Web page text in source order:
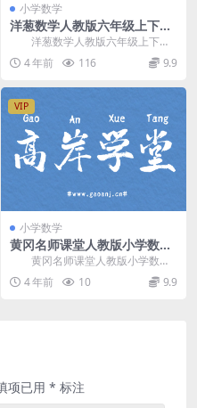
小学数学
洋葱数学人教版六年级上下册
合集（完结）（821M高清视
频）百度网盘分享
洋葱数学人教版六年级上下册
合集，完结版百度网盘分享821M高
清视频。 资源...
4 年前 116 9.9
VIP
小学数学
黄冈名师课堂人教版小学数学
二年级下册 百度网盘分享
黄冈名师课堂人教版小学数学
二年级下册，百度网盘分享小学人
教版数学课程2.76...
4 年前 10 9.9
项已用 * 标注